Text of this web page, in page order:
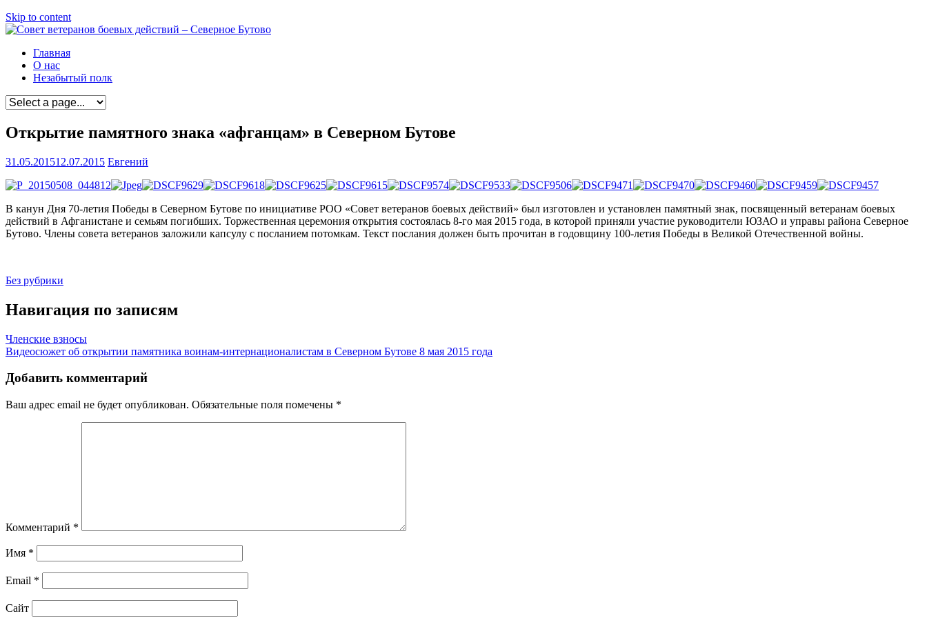
Skip to content
Главная
О нас
Незабытый полк
Открытие памятного знака «афганцам» в Северном Бутове
31.05.201512.07.2015 Евгений
В канун Дня 70-летия Победы в Северном Бутове по инициативе РОО «Совет ветеранов боевых действий» был изготовлен и установлен памятный знак, посвященный ветеранам боевых
действий в Афганистане и семьям погибших. Торжественная церемония открытия состоялась 8-го мая 2015 года, в которой приняли участие руководители ЮЗАО и управы района Северное
Бутово. Члены совета ветеранов заложили капсулу с посланием потомкам. Текст послания должен быть прочитан в годовщину 100-летия Победы в Великой Отечественной войны.
Без рубрики
Навигация по записям
Членские взносы
Видеосюжет об открытии памятника воинам-интернационалистам в Северном Бутове 8 мая 2015 года
Добавить комментарий
Ваш адрес email не будет опубликован. Обязательные поля помечены *
Комментарий *
Имя *
Email *
Сайт